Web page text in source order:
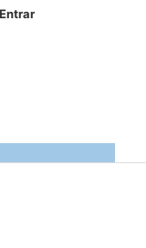
Entrar